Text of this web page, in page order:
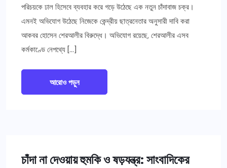
পরিচয়কে ঢাল হিসেবে ব্যবহার করে গড়ে উঠেছে এক নতুন চাঁদাবাজ চক্র।
এমনই অভিযোগ উঠেছে নিজেকে কেন্দ্রীয় ছাত্রনেতার অনুসারী দাবি করা
আকবর হোসেন শেরআলীর বিরুদ্ধে। অভিযোগ রয়েছে, শেরআলীর এসব
কর্মকাণ্ডে নেপথ্যে […]
আরোও পড়ুন
চাঁদা না দেওয়ায় হুমকি ও ষড়যন্ত্র: সাংবাদিকের